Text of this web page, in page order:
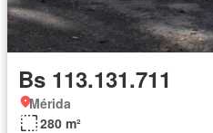
Bs 113.131.711
Mérida
280 m²